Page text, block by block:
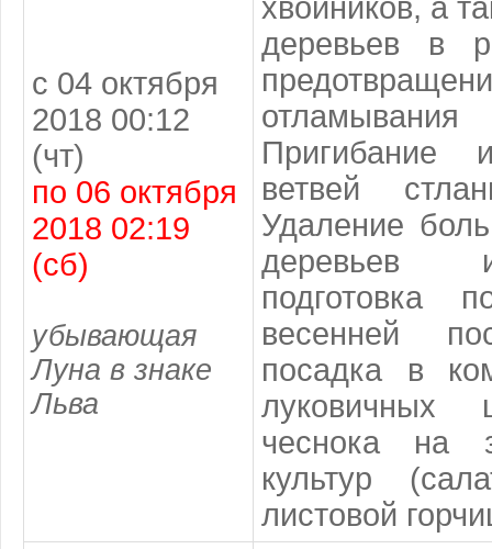
с 04 октября
2018 00:12
(чт)
по 06 октября
2018 02:19
(сб)
убывающая
Луна в знаке
Льва
хвойников, а
деревьев в
Пригибание
ветвей
Удаление
деревьев
подготовка
весенней
посадка в
чеснока на
культур
листовой